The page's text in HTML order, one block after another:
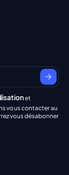
et
vous contacter au
vous désabonner